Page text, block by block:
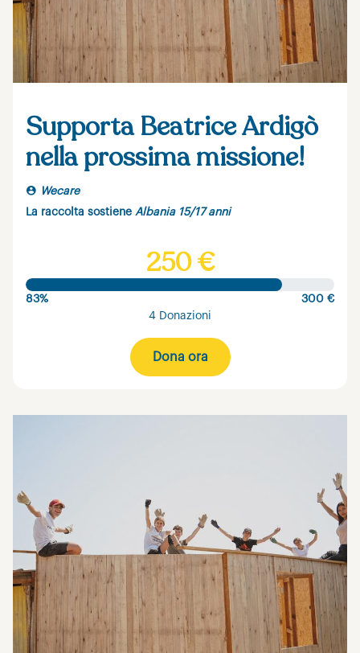
Supporta Beatrice Ardigò
nella prossima missione!
Wecare
La raccolta sostiene Albania 15/17 anni
250 €
83%
300 €
4 Donazioni
Dona ora